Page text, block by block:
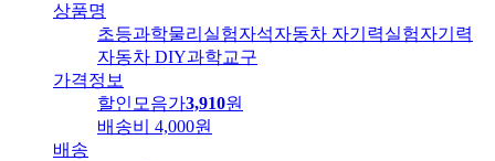
상품명
초등과학물리실험자석자동차 자기력실험자기력
자동차 DIY과학교구
가격정보
할인모음가3,910원
배송비
4,000원
배송